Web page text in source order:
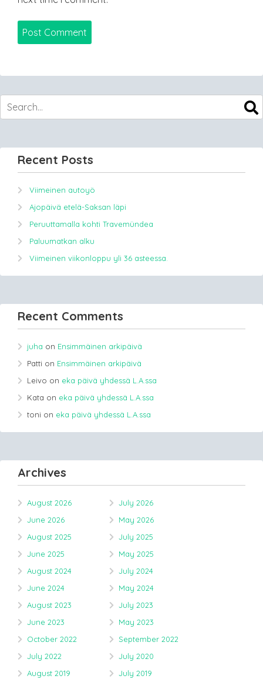
Recent Posts
Viimeinen autoyö
Ajopäivä etelä-Saksan läpi
Peruuttamalla kohti Travemündea
Paluumatkan alku
Viimeinen viikonloppu yli 36 asteessa.
Recent Comments
juha on Ensimmäinen arkipäivä
Patti on Ensimmäinen arkipäivä
Leivo on eka päivä yhdessä L.A.ssa
Kata on eka päivä yhdessä L.A.ssa
toni on eka päivä yhdessä L.A.ssa
Archives
August 2026
July 2026
June 2026
May 2026
August 2025
July 2025
June 2025
May 2025
August 2024
July 2024
June 2024
May 2024
August 2023
July 2023
June 2023
May 2023
October 2022
September 2022
July 2022
July 2020
August 2019
July 2019